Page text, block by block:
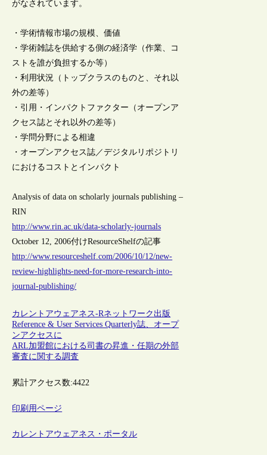
がなされています。
・学術情報市場の規模、価値
・学術雑誌を供給する側の経済学（作業、コ
ストを誰が負担するか等）
・利用状況（トップクラスのものと、それ以
外の差等）
・引用・インパクトファクター（オープンア
クセス誌とそれ以外の差等）
・学問分野による相違
・オープンアクセス誌／デジタルリポジトリ
におけるコストとインパクト
Analysis of data on scholarly journals publishing –
RIN
http://www.rin.ac.uk/data-scholarly-journals
October 12, 2006付けResourceShelfの記事
http://www.resourceshelf.com/2006/10/12/new-
review-highlights-need-for-more-research-into-
journal-publishing/
カレントアウェアネス-Rネットワーク出版
Reference & User Services Quarterly誌、オープ
ンアクセスに
ARL加盟館における司書の昇進・任期の外部
審査に関する調査
累計アクセス数:4422
印刷用ページ
カレントアウェアネス・ポータル